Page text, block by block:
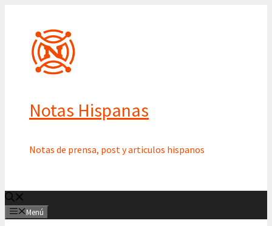
contenido
Notas Hispanas
Notas de prensa, post y articulos hispanos
Menú